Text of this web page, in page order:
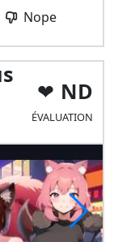
Nope
ND
ÉVALUATION